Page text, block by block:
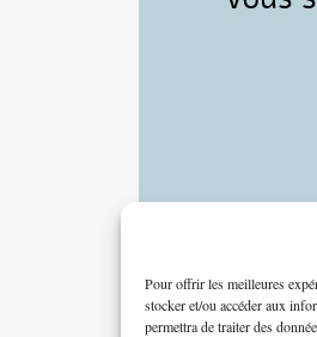
Pour offrir les meilleures
stocker et/ou accéder aux
permettra de traiter des